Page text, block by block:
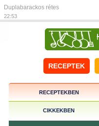
Duplabarackos rétes
22:53
RECEPTEK
RECEPTEKBEN
CIKKEKBEN